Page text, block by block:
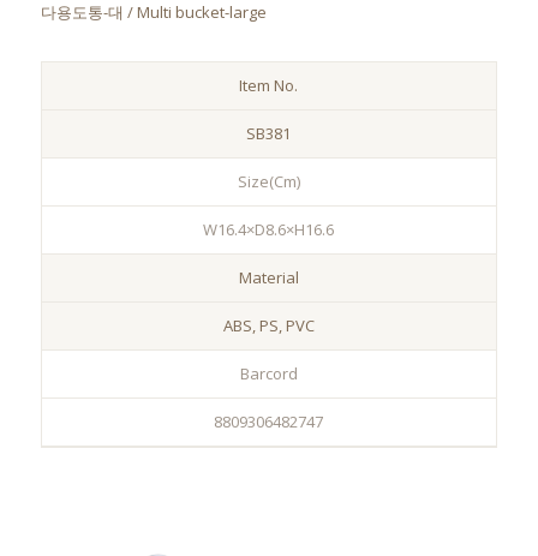
다용도통-대 / Multi bucket-large
Item No.
SB381
Size(Cm)
W16.4×D8.6×H16.6
Material
ABS, PS, PVC
Barcord
8809306482747